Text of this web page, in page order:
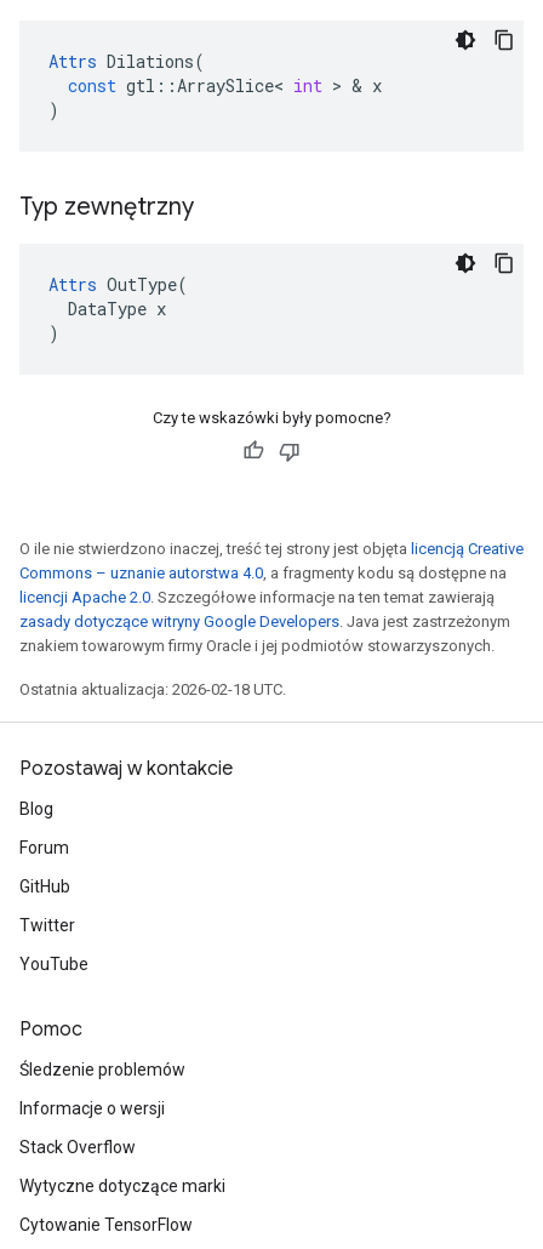
Attrs Dilations(
const gtl ::ArraySlice< int > & x
)
Typ zewnętrzny
Attrs OutType(
  DataType x
)
Czy te wskazówki były pomocne?
O ile nie stwierdzono inaczej, treść tej strony jest objęta licencją Creative
Commons – uznanie autorstwa 4.0, a fragmenty kodu są dostępne na
licencji Apache 2.0. Szczegółowe informacje na ten temat zawierają
zasady dotyczące witryny Google Developers. Java jest zastrzeżonym
znakiem towarowym firmy Oracle i jej podmiotów stowarzyszonych.
Ostatnia aktualizacja: 2026-02-18 UTC.
Pozostawaj w kontakcie
Blog
Forum
GitHub
Twitter
YouTube
Pomoc
Śledzenie problemów
Informacje o wersji
Stack Overflow
Wytyczne dotyczące marki
Cytowanie TensorFlow